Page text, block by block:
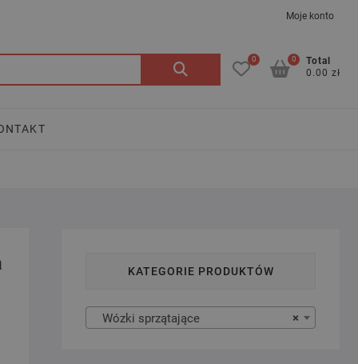
Moje konto
Szukaj: 0
Total
0.00 zł
0
KATEGORIE PRODUKTÓW
×
Wózki sprzątające